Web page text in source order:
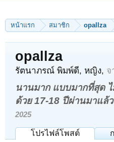
หน้าแรก สมาชิก opallza
opallza
รัตนาภรณ์ พิมพ์ดี, หญิง, จ
นานมาก แบบมากที่สุด
ด้วย 17-18 ปีผ่านมาแล้
2025
โปรไฟล์โพสต์